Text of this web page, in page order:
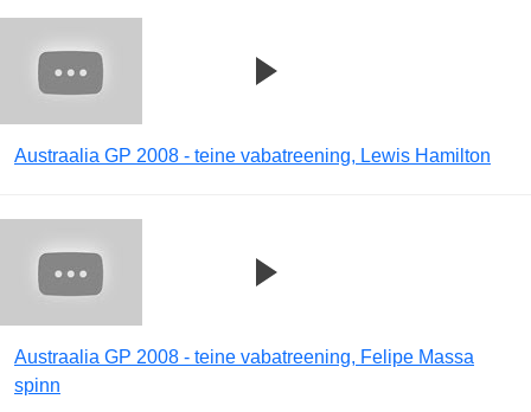
Austraalia GP 2008 - teine vabatreening, Lewis Hamilton
Austraalia GP 2008 - teine vabatreening, Felipe Massa
spinn